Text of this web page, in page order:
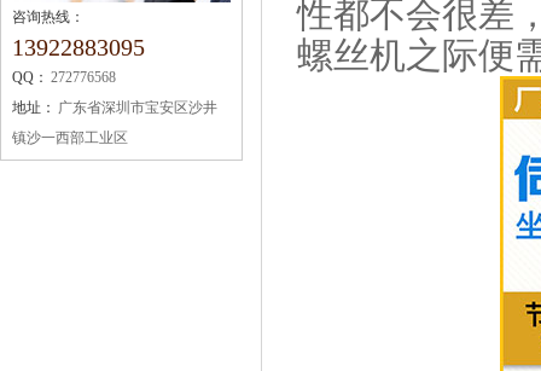
咨询热线：
13922883095
QQ： 272776568
地址： 广东省深圳市宝安区沙井
镇沙一西部工业区
性都不会很差
螺丝机之际便